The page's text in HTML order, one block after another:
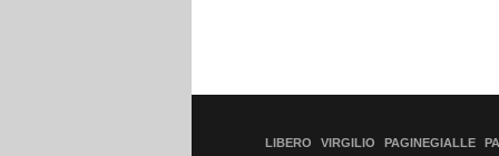
LIBERO VIRGILIO PAGINEGIALLE